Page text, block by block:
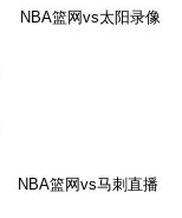
NBA篮网vs太阳录像
NBA篮网vs马刺直播